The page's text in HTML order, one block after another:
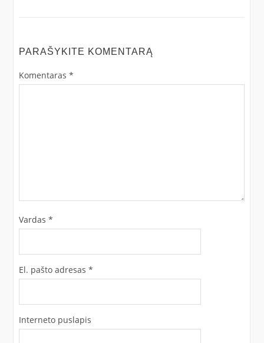
PARAŠYKITE KOMENTARĄ
Komentaras *
Vardas *
El. pašto adresas *
Interneto puslapis